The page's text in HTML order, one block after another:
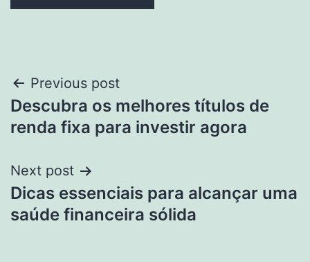
Post
navigation
Previous post
Descubra os melhores títulos de
renda fixa para investir agora
Next post
Dicas essenciais para alcançar uma
saúde financeira sólida